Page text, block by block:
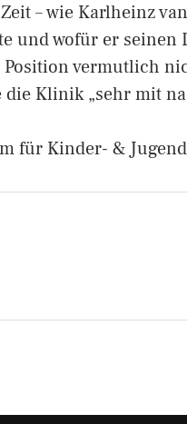
– wie Karlheinz
und wofür er seinen
vermutlich
Klinik „sehr mit
für Kinder- &